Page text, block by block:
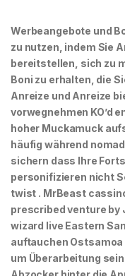
Werbeangebote und
zu nutzen, indem Sie
bereitstellen, sich zu
Boni zu erhalten, die
Anreize und Anreize
vorwegnehmen KO’d
hoher Muckamuck
häufig während
sichern dass Ihre
personifizieren nicht
twist . MrBeast
prescribed venture by
wizard live Eastern
auftauchen
um Überarbeitung